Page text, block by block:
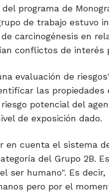
programa de
de trabajo estuvo
carcinogénesis en
conflictos de interés
evaluación de
las
potencial del
de exposición dado.
en cuenta el sistema
del Grupo 2B.
ser humano". Es
pero por el